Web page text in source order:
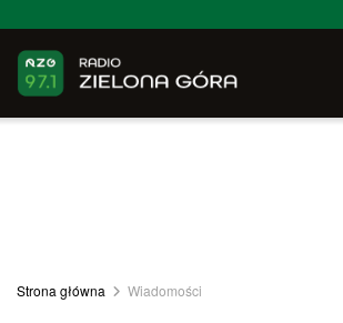
Strona główna Wiadomości